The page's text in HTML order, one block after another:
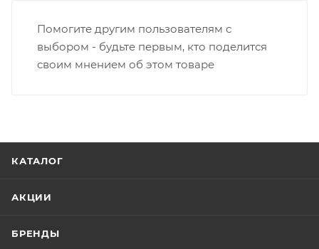
Помогите другим пользователям с
выбором - будьте первым, кто поделится
своим мнением об этом товаре
КАТАЛОГ
АКЦИИ
БРЕНДЫ